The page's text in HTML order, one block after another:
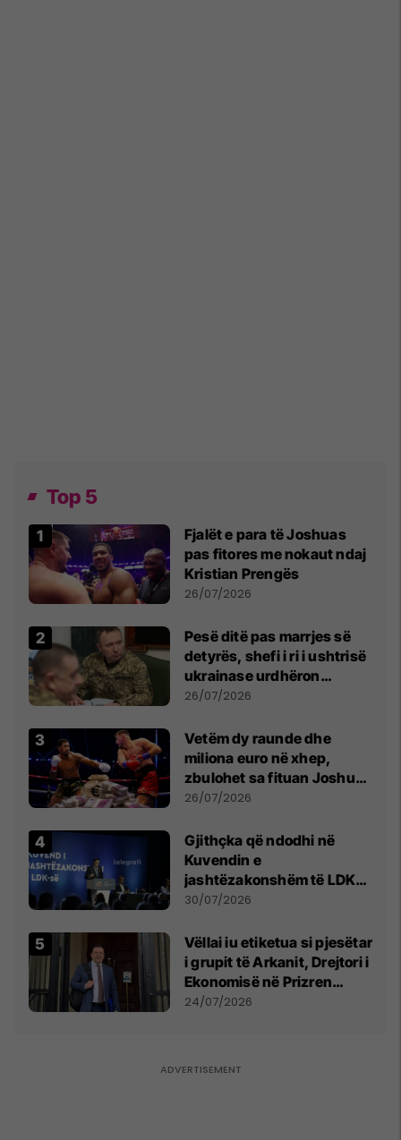
Top 5
Fjalët e para të Joshuas
pas fitores me nokaut ndaj
Kristian Prengës
26/07/2026
Pesë ditë pas marrjes së
detyrës, shefi i ri i ushtrisë
ukrainase urdhëron
kontroll të madh
26/07/2026
Vetëm dy raunde dhe
miliona euro në xhep,
zbulohet sa fituan Joshua
e Prenga
26/07/2026
Gjithçka që ndodhi në
Kuvendin e
jashtëzakonshëm të LDK-
së
30/07/2026
Vëllai iu etiketua si pjesëtar
i grupit të Arkanit, Drejtori i
Ekonomisë në Prizren
mohon pretendimet
24/07/2026